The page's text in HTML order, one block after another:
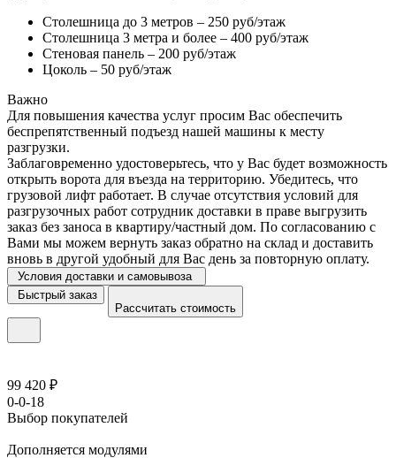
Столешница до 3 метров – 250 руб/этаж
Столешница 3 метра и более – 400 руб/этаж
Стеновая панель – 200 руб/этаж
Цоколь – 50 руб/этаж
Важно
Для повышения качества услуг просим Вас обеспечить
беспрепятственный подъезд нашей машины к месту
разгрузки.
Заблаговременно удостоверьтесь, что у Вас будет возможность
открыть ворота для въезда на территорию. Убедитесь, что
грузовой лифт работает. В случае отсутствия условий для
разгрузочных работ сотрудник доставки в праве выгрузить
заказ без заноса в квартиру/частный дом. По согласованию с
Вами мы можем вернуть заказ обратно на склад и доставить
вновь в другой удобный для Вас день за повторную оплату.
Условия доставки и самовывоза
Быстрый заказ
Рассчитать стоимость
99 420 ₽
0-0-18
Выбор покупателей
Дополняется модулями